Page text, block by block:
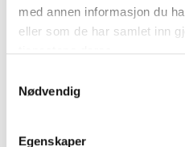
med annen informasjon du
eller som de har samlet inn
Nødvendig
Egenskaper